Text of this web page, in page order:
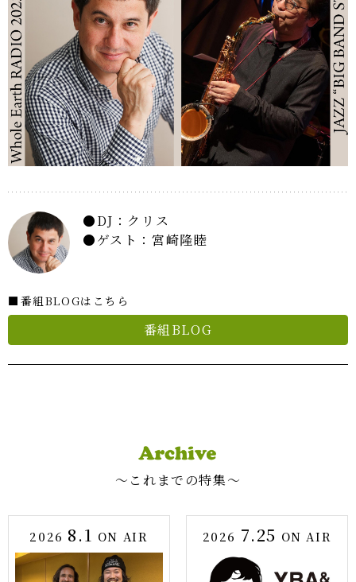
DJ：クリス
ゲスト：宮崎隆睦
■番組BLOGはこちら
番組BLOG
〜これまでの特集〜
2026 8.1 ON AIR 2026 7.25 ON AIR